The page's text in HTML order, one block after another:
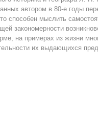
автором в 80-е годы
способен мыслить
закономерности
на примерах из жизни
их выдающихся